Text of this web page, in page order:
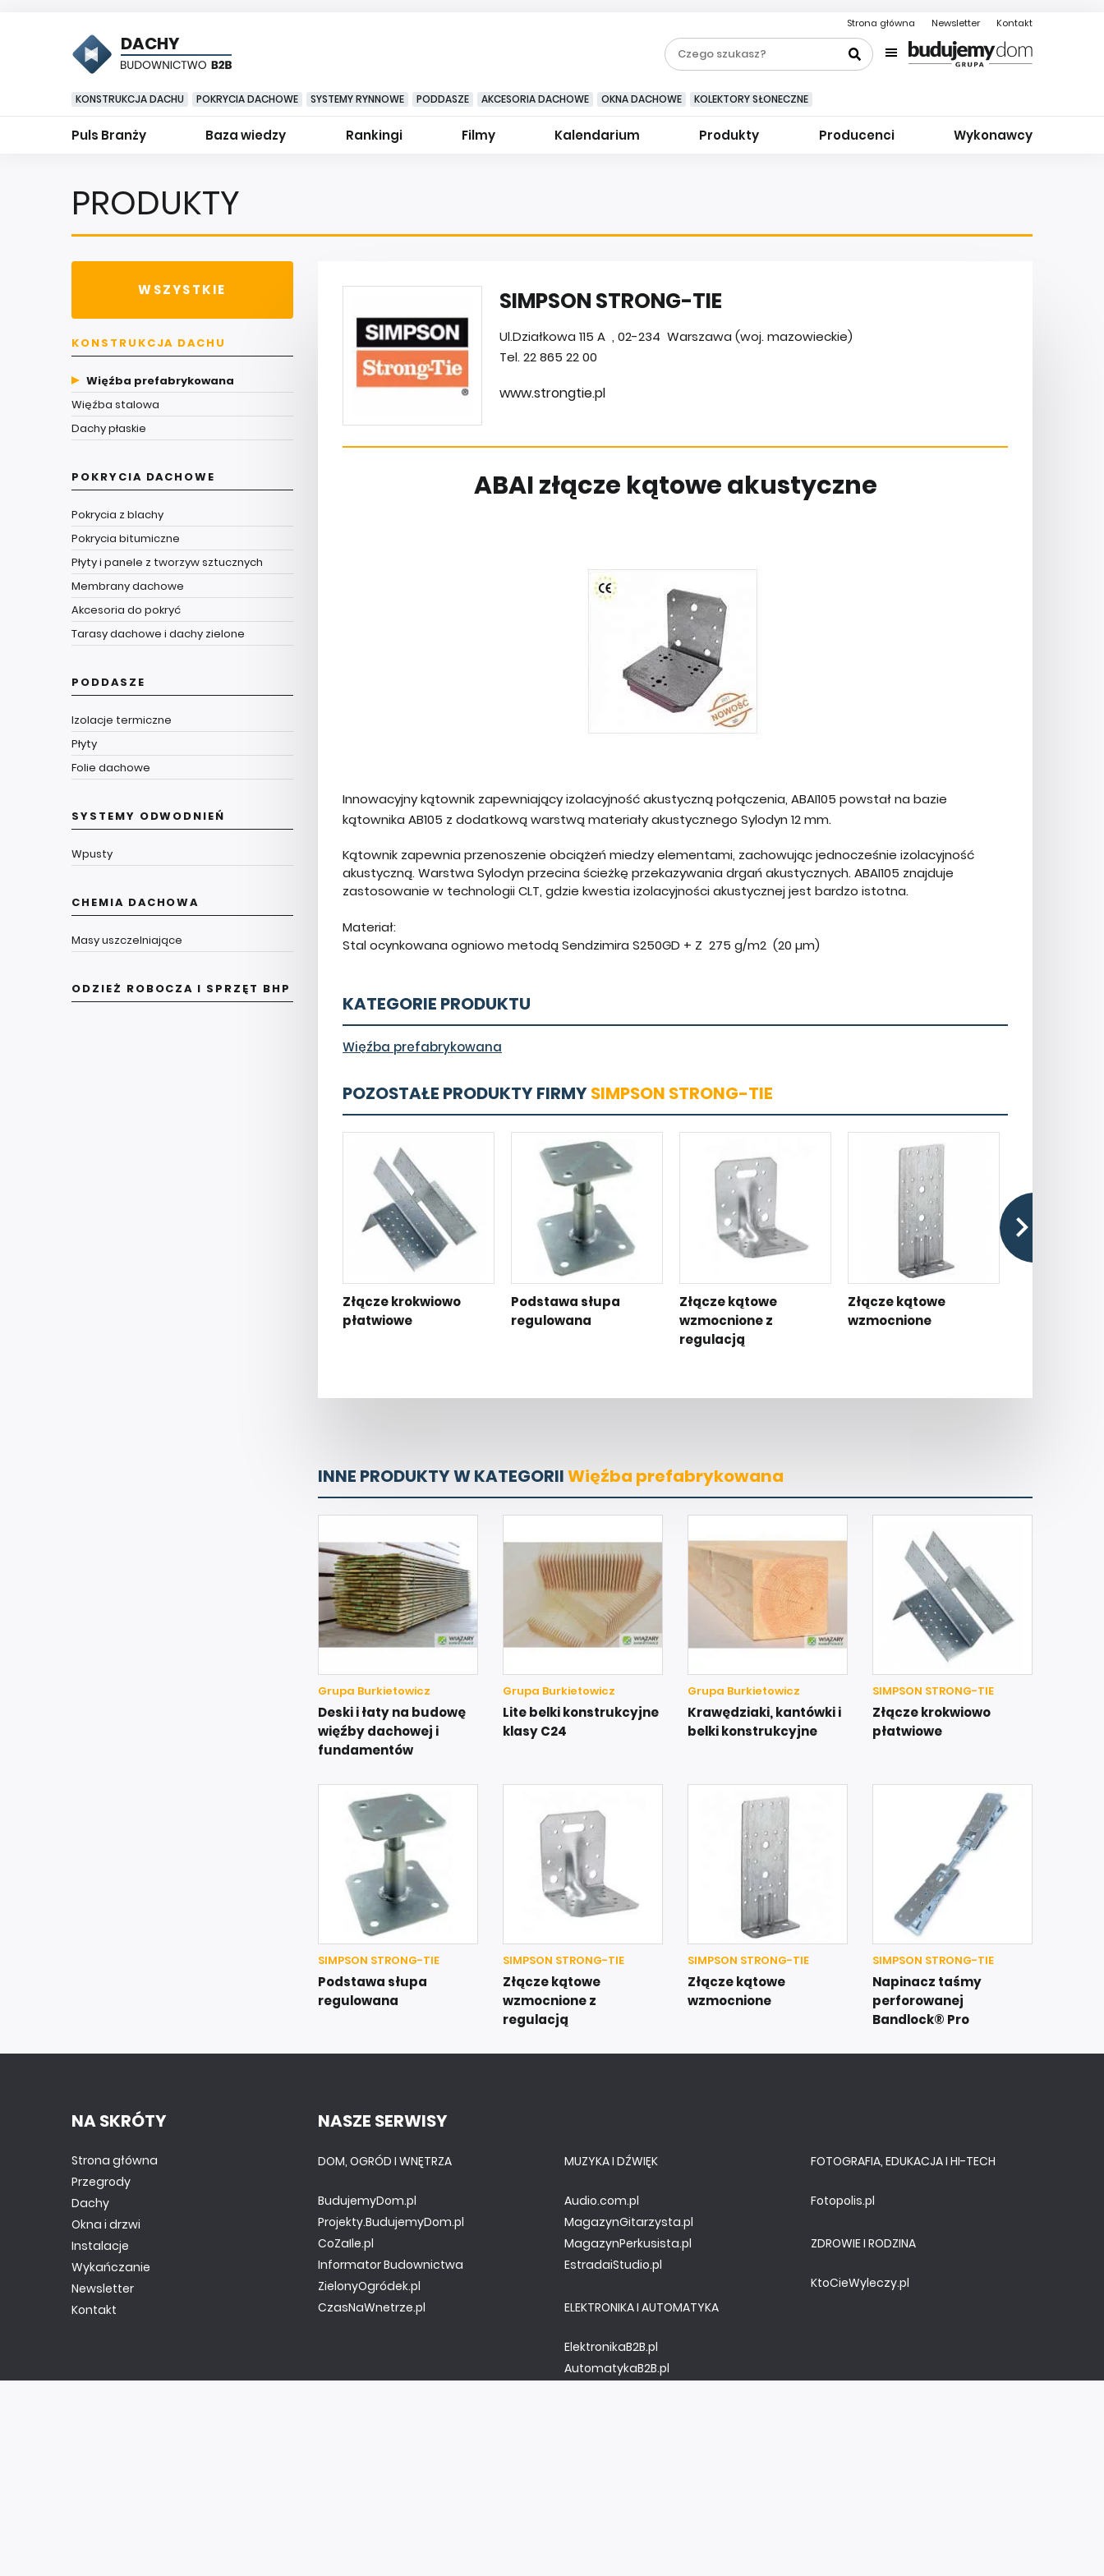
Strona główna Newsletter Kontakt
DACHY
KONSTRUKCJA DACHU POKRYCIA DACHOWE SYSTEMY RYNNOWE PODDASZE AKCESORIA DACHOWE OKNA DACHOWE KOLEKTORY SŁONECZNE
Puls Branży Baza wiedzy Rankingi Filmy Kalendarium Produkty Producenci Wykonawcy
PRODUKTY
WSZYSTKIE
KONSTRUKCJA DACHU
Więźba prefabrykowana
Więźba stalowa
Dachy płaskie
POKRYCIA DACHOWE
Pokrycia z blachy
Pokrycia bitumiczne
Płyty i panele z tworzyw sztucznych
Membrany dachowe
Akcesoria do pokryć
Tarasy dachowe i dachy zielone
PODDASZE
Izolacje termiczne
Płyty
Folie dachowe
SYSTEMY ODWODNIEŃ
Wpusty
CHEMIA DACHOWA
Masy uszczelniające
ODZIEŻ ROBOCZA I SPRZĘT BHP
SIMPSON STRONG-TIE
Ul.Działkowa 115 A , 02-234 Warszawa (woj. mazowieckie)
Tel. 22 865 22 00
www.strongtie.pl
ABAI złącze kątowe akustyczne
Innowacyjny kątownik zapewniający izolacyjność akustyczną połączenia, ABAI105 powstał na bazie
kątownika AB105 z dodatkową warstwą materiały akustycznego Sylodyn 12 mm.
Kątownik zapewnia przenoszenie obciążeń miedzy elementami, zachowując jednocześnie izolacyjność
akustyczną. Warstwa Sylodyn przecina ścieżkę przekazywania drgań akustycznych. ABAI105 znajduje
zastosowanie w technologii CLT, gdzie kwestia izolacyjności akustycznej jest bardzo istotna.
Materiał:
Stal ocynkowana ogniowo metodą Sendzimira S250GD + Z 275 g/m2 (20 µm)
KATEGORIE PRODUKTU
Więźba prefabrykowana
POZOSTAŁE PRODUKTY FIRMYSIMPSON STRONG-TIE
Złącze krokwiowo
płatwiowe
Podstawa słupa
regulowana
Złącze kątowe
wzmocnione z
regulacją
Złącze kątowe
wzmocnione
INNE PRODUKTY W KATEGORIIWięźba prefabrykowana
Grupa Burkietowicz
Deski i łaty na budowę
więźby dachowej i
fundamentów
Grupa Burkietowicz
Lite belki konstrukcyjne
klasy C24
Grupa Burkietowicz
Krawędziaki, kantówki i
belki konstrukcyjne
SIMPSON STRONG-TIE
Złącze krokwiowo
płatwiowe
SIMPSON STRONG-TIE
Podstawa słupa
regulowana
SIMPSON STRONG-TIE
Złącze kątowe
wzmocnione z
regulacją
SIMPSON STRONG-TIE
Złącze kątowe
wzmocnione
SIMPSON STRONG-TIE
Napinacz taśmy
perforowanej
Bandlock® Pro
NA SKRÓTY
Strona główna
Przegrody
Dachy
Okna i drzwi
Instalacje
Wykańczanie
Newsletter
Kontakt
NASZE SERWISY
DOM, OGRÓD I WNĘTRZA
BudujemyDom.pl
Projekty.BudujemyDom.pl
CoZaIle.pl
Informator Budownictwa
ZielonyOgródek.pl
CzasNaWnetrze.pl
MUZYKA I DŹWIĘK
Audio.com.pl
MagazynGitarzysta.pl
MagazynPerkusista.pl
EstradaiStudio.pl
ELEKTRONIKA I AUTOMATYKA
ElektronikaB2B.pl
AutomatykaB2B.pl
FOTOGRAFIA, EDUKACJA I HI-TECH
Fotopolis.pl
ZDROWIE I RODZINA
KtoCieWyleczy.pl